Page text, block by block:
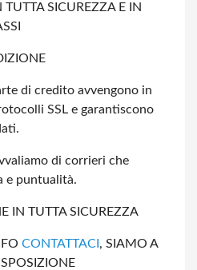
SICUREZZA E IN
di credito avvengono in
SSL e garantiscono
di corrieri che
e puntualità.
IN TUTTA SICUREZZA
CONTATTACI , SIAMO A